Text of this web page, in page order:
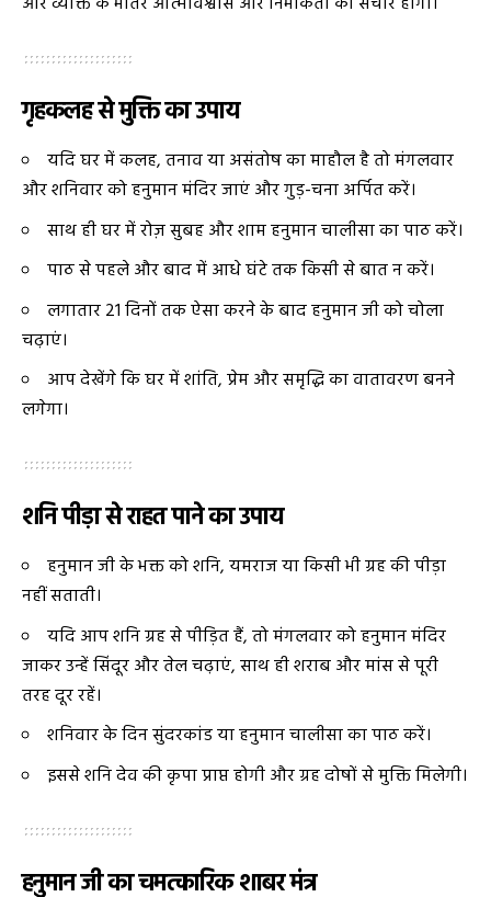
गृहकलह से मुक्ति का उपाय
यदि घर में कलह, तनाव या असंतोष का माहौल है तो मंगलवार
और शनिवार को हनुमान मंदिर जाएं और गुड़-चना अर्पित करें।
साथ ही घर में रोज़ सुबह और शाम हनुमान चालीसा का पाठ करें।
पाठ से पहले और बाद में आधे घंटे तक किसी से बात न करें।
लगातार 21 दिनों तक ऐसा करने के बाद हनुमान जी को चोला
चढ़ाएं।
आप देखेंगे कि घर में शांति, प्रेम और समृद्धि का वातावरण बनने
लगेगा।
शनि पीड़ा से राहत पाने का उपाय
हनुमान जी के भक्त को शनि, यमराज या किसी भी ग्रह की पीड़ा
नहीं सताती।
यदि आप शनि ग्रह से पीड़ित हैं, तो मंगलवार को हनुमान मंदिर
जाकर उन्हें सिंदूर और तेल चढ़ाएं, साथ ही शराब और मांस से पूरी
तरह दूर रहें।
शनिवार के दिन सुंदरकांड या हनुमान चालीसा का पाठ करें।
इससे शनि देव की कृपा प्राप्त होगी और ग्रह दोषों से मुक्ति मिलेगी।
हनुमान जी का चमत्कारिक शाबर मंत्र